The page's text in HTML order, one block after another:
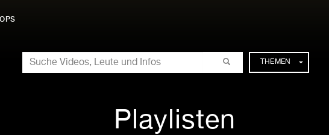
SUCHE
THEMEN
Playlisten